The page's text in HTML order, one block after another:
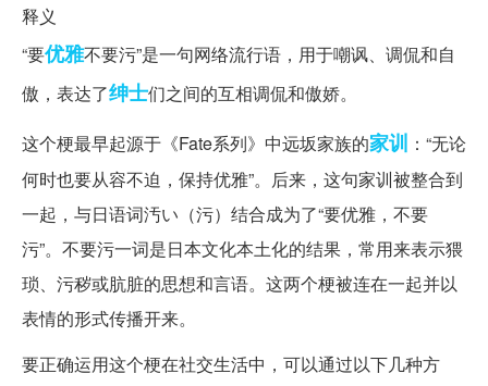
释义
“要优雅不要污”是一句网络流行语，用于嘲讽、调侃和自
傲，表达了绅士们之间的互相调侃和傲娇。
这个梗最早起源于《Fate系列》中远坂家族的家训 ：“无论
何时也要从容不迫，保持优雅”。后来，这句家训被整合到
一起，与日语词汚い（污）结合成为了“要优雅，不要
污”。不要污一词是日本文化本土化的结果，常用来表示猥
琐、污秽或肮脏的思想和言语。这两个梗被连在一起并以
表情的形式传播开来。
要正确运用这个梗在社交生活中，可以通过以下几种方